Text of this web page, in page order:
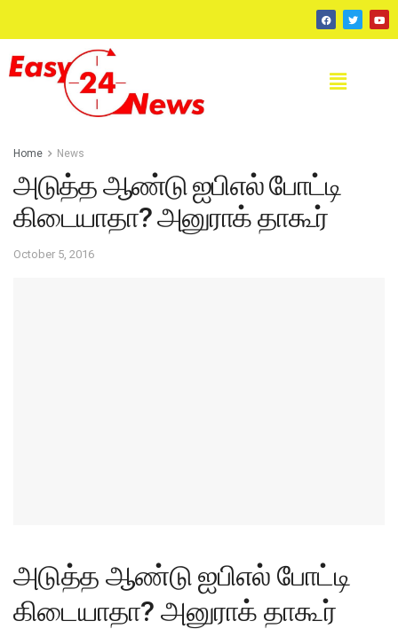
Home News
அடுத்த ஆண்டு ஐபிஎல் போட்டி
கிடையாதா? அனுராக் தாகூர்
October 5, 2016
அடுத்த ஆண்டு ஐபிஎல் போட்டி
கிடையாதா? அனுராக் தாகூர்